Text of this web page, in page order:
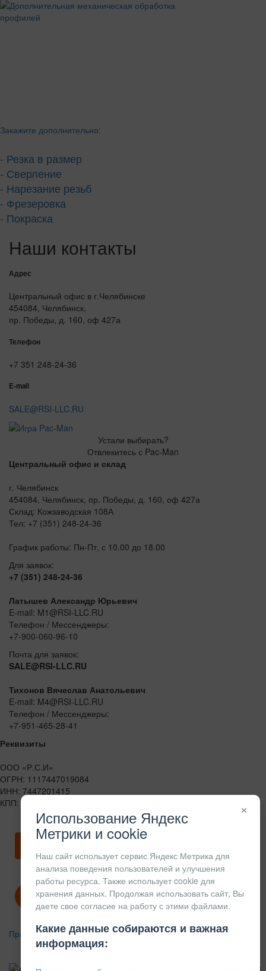
Закажите дополнительно:
- Резка в размер
- Сверление
- Нарезание резьб
- Фрезеровка
- Покраска
Наши контакты
Адрес
Центральный офис в г.Челябинске
454084, Челябинск,
пр. Победы, д. 160, оф 427а
Телефон
+7 351 248-24-36
E-mail
SALE@RSI-LLC.RU
Устали выбирать?
Отвлекитесь с Pac-Man
Центральный офис и склад
г. Челябинск
454084, Челябинск, пр. Победы, д. 160, оф 427а
Склад: Кожзаводская 108А
Тел: +7 (351) 248-24-36
График работы: Пн-Пт, с 10.00 до 18.00
Для заявок:
+7 (351) 248-24-36
Латышев Александр Юрьевич
E-mail: M1@RSI-LLC.RU
Телефон / Мессенджеры:
+7-900-060-96-10
Почта для заявок:
SALE@RSI-LLC.RU
Тихонов Вячеслав Анатольевич
E-mail: M4@RSI-LLC.RU
Телефон / Мессенджеры:
+7-951-465-28-41
Реквизиты
ООО «Р.С.И»
ОГРН: 1117447019084
ИНН: 7447201415
КПП: 744701001
Скачать карточку предприятия
Политика конфиденциальности
Правила возврата
КОНСТРУКЦИОННЫЙ
×
Использование Яндекс
Метрики и cookie
Наш сайт использует сервис Яндекс Метрика для
анализа поведения пользователей и улучшения
работы ресурса. Также использует cookie для
хранения данных. Продолжая использовать сайт, Вы
даете свое согласие на работу с этими файлами.
Какие данные собираются и важная
информация: